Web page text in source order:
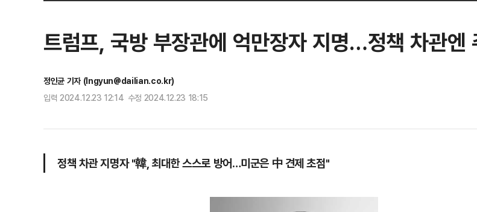
트럼프, 국방 부장관에 억만장자 지명…정책 차관엔
정인균 기자 (Ingyun@dailian.co.kr)
입력 2024.12.23 12:14 수정 2024.12.23 18:15
정책 차관 지명자 "韓, 최대한 스스로 방어…미군은 中 견제 초점"